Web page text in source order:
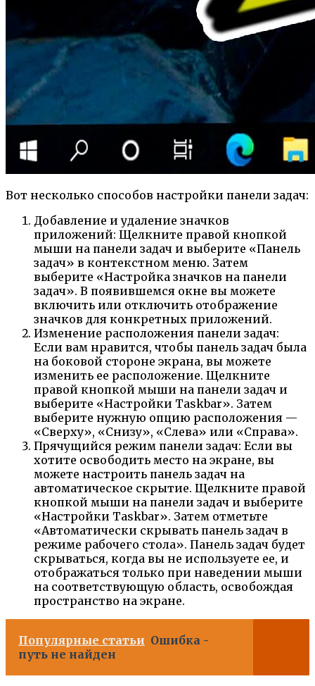
Вот несколько способов настройки панели задач:
Добавление и удаление значков
приложений: Щелкните правой кнопкой
мыши на панели задач и выберите «Панель
задач» в контекстном меню. Затем
выберите «Настройка значков на панели
задач». В появившемся окне вы можете
включить или отключить отображение
значков для конкретных приложений.
Изменение расположения панели задач:
Если вам нравится, чтобы панель задач была
на боковой стороне экрана, вы можете
изменить ее расположение. Щелкните
правой кнопкой мыши на панели задач и
выберите «Настройки Taskbar». Затем
выберите нужную опцию расположения —
«Сверху», «Снизу», «Слева» или «Справа».
Прячущийся режим панели задач: Если вы
хотите освободить место на экране, вы
можете настроить панель задач на
автоматическое скрытие. Щелкните правой
кнопкой мыши на панели задач и выберите
«Настройки Taskbar». Затем отметьте
«Автоматически скрывать панель задач в
режиме рабочего стола». Панель задач будет
скрываться, когда вы не используете ее, и
отображаться только при наведении мыши
на соответствующую область, освобождая
пространство на экране.
Популярные статьи Ошибка -
путь не найден